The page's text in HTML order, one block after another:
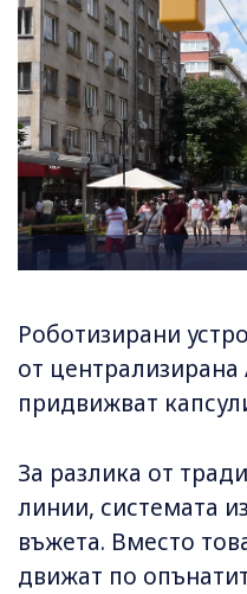
Роботизирани
от
придвижват
За разлика от
линии, системата
въжета. Вместо
движат по